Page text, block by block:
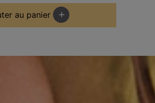
au panier add